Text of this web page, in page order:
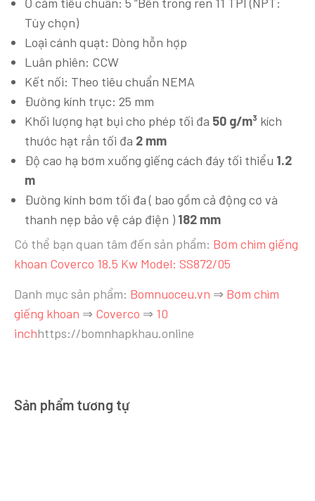
Tùy chọn)
Loại cánh quạt: Dòng hỗn hợp
Luân phiên: CCW
Kết nối: Theo tiêu chuẩn NEMA
Đường kính trục: 25 mm
Khối lượng hạt bụi cho phép tối đa 50 g/m³ kích
thước hạt rắn tối đa 2 mm
Độ cao hạ bơm xuống giếng cách đáy tối thiểu 1.2
m
Đường kính bơm tối đa ( bao gồm cả động cơ và
thanh nẹp bảo vệ cáp điện ) 182 mm
Có thể bạn quan tâm đến sản phẩm: Bơm chìm giếng
khoan Coverco 18.5 Kw Model: SS872/05
Danh mục sản phẩm: Bomnuoceu.vn ⇒ Bơm chìm
giếng khoan ⇒ Coverco ⇒ 10
inchhttps://bomnhapkhau.online
Sản phẩm tương tự